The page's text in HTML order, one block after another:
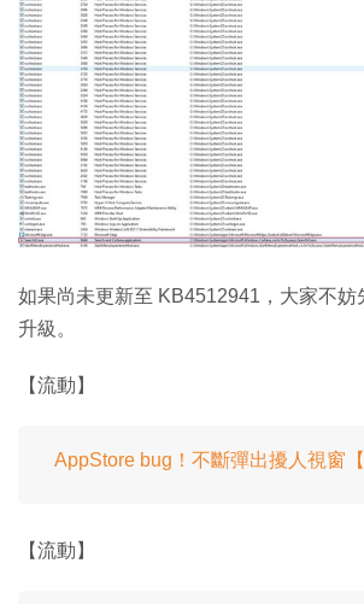
如果尚未更新至 KB4512941，大家不妨
升級。
【流動】
AppStore bug！不斷彈出擾人視窗【
【流動】